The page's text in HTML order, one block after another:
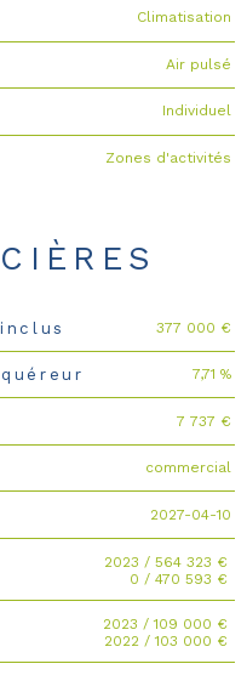
Climatisation
Air pulsé
Individuel
Zones d'activités
377 000 €
7,71 %
7 737 €
commercial
2027-04-10
2023 / 564 323 €
0 / 470 593 €
2023 / 109 000 €
2022 / 103 000 €